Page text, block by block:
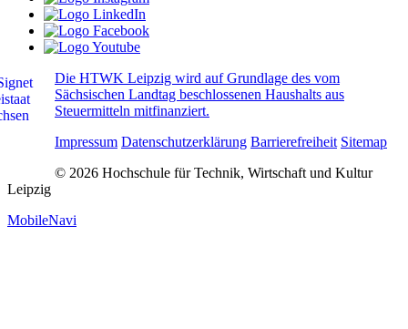
Die HTWK Leipzig wird auf Grundlage des vom
Sächsischen Landtag beschlossenen Haushalts aus
Steuermitteln mitfinanziert.
Impressum Datenschutzerklärung Barrierefreiheit Sitemap
© 2026 Hochschule für Technik, Wirtschaft und Kultur
Leipzig
MobileNavi